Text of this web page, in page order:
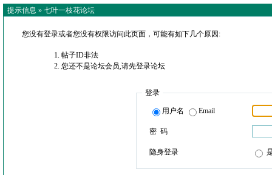
提示信息 » 七叶一枝花论坛
您没有登录或者您没有权限访问此页面，可能有如下几个原因:
帖子ID非法
您还不是论坛会员,请先登录论坛
登录
用户名 Email
密 码
隐身登录